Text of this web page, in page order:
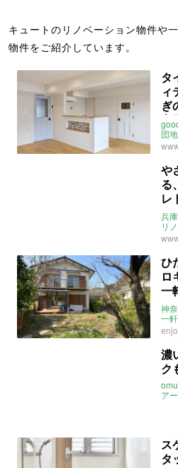
キュートのリノベーション物件や
物件をご紹介しています。
タ
ィ
ぎ
市
団地
ア
か
ラ
や
る
レ
区
兵庫
リ
無垢
ラ
ひ
ロ
一
神
一
駐
フ
濃
ク
ア
ス
タ